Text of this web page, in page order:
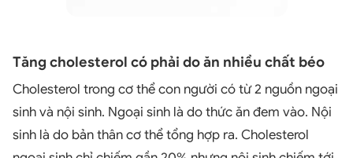
Tăng cholesterol có phải do ăn nhiều chất béo
Cholesterol trong cơ thể con người có từ 2 nguồn ngoại
sinh và nội sinh. Ngoại sinh là do thức ăn đem vào. Nội
sinh là do bản thân cơ thể tổng hợp ra. Cholesterol